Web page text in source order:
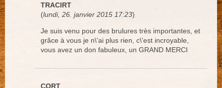
TRACIRT
(lundi, 26. janvier 2015 17:23)
Je suis venu pour des brulures très importantes, et
grâce à vous je n\'ai plus rien, c\'est incroyable,
vous avez un don fabuleux, un GRAND MERCI
CORT